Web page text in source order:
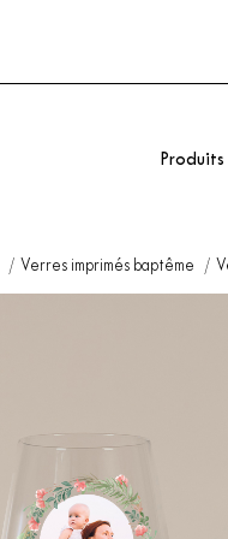
Produits
Verres imprimés baptême